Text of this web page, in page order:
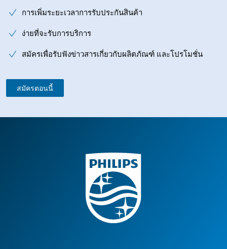
การเพิ่มระยะเวลาการรับประกันสินค้า
ง่ายที่จะรับการบริการ
สมัครเพื่อรับฟังข่าวสารเกี่ยวกับผลิตภัณฑ์ และโปรโมชั่น
สมัครตอนนี้